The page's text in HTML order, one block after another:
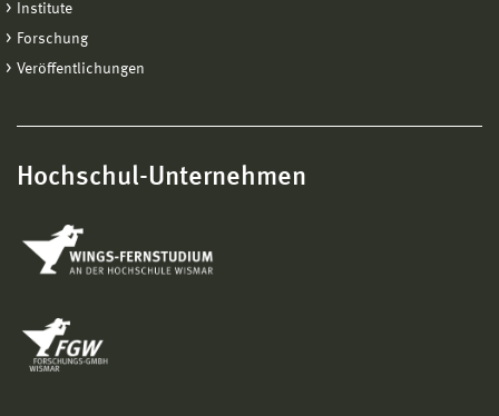
Institute
Forschung
Veröffentlichungen
Hochschul-Unternehmen